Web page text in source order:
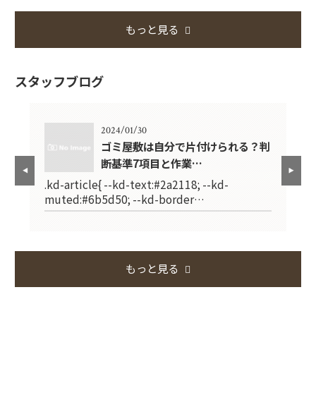
もっと見る
スタッフブログ
2024/01/30
ゴミ屋敷は自分で片付けられる？判
断基準7項目と作業…
.kd-article{ --kd-text:#2a2118; --kd-
muted:#6b5d50; --kd-border…
もっと見る